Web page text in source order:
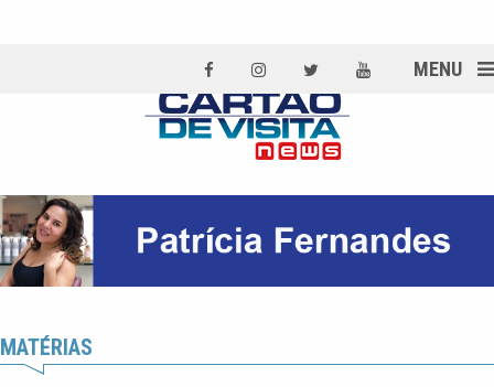
MENU
MATÉRIAS